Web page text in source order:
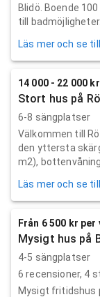
Blidö. Boende
till
Läs mer och se
14 000 - 22 000
Stort hus på
6-8 sängplatser
Välkommen till
den yttersta
m2),
Läs mer och se
Från 6 500 kr per
Mysigt hus på
4-5 sängplatser
6 recensioner, 4
Mysigt fritidshus